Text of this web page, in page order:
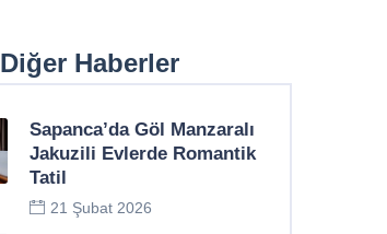
Diğer Haberler
Sapanca’da Göl Manzaralı
Jakuzili Evlerde Romantik
Tatil
21 Şubat 2026